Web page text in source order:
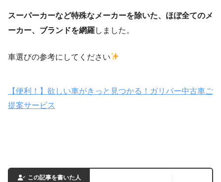
スーパーカーなど特殊なメーカーを除いた、ほぼ全てのメ
ーカー、ブランドを網羅しました。
車選びの参考にしてください
【便利！】欲しい車がきっと見つかる！ガリバー中古車ご
提案サービス
この記事を書いた人